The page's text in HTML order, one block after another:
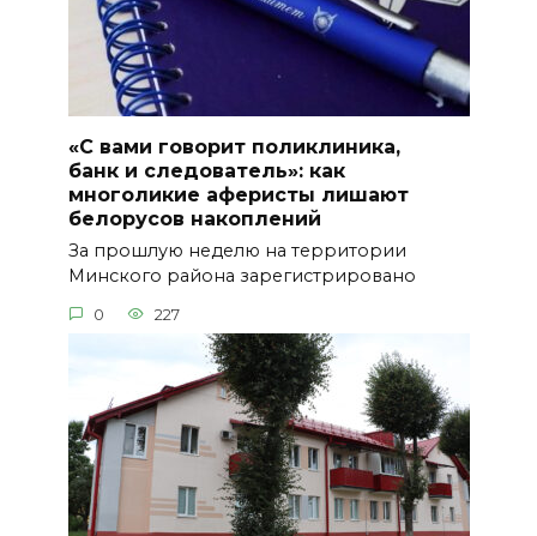
«С вами говорит поликлиника,
банк и следователь»: как
многоликие аферисты лишают
белорусов накоплений
За прошлую неделю на территории
Минского района зарегистрировано
0 227